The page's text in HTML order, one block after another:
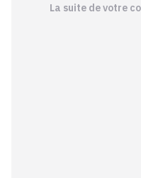
La suite de votre